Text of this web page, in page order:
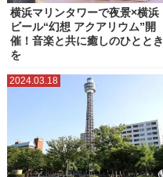
横浜マリンタワーで夜景×横浜
ビール“幻想 アクアリウム”開
催！音楽と共に癒しのひととき
を
2024.03.18